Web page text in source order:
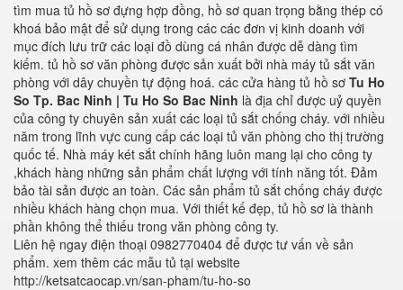
tìm mua tủ hồ sơ đựng hợp đồng, hồ sơ quan trọng bằng thép có
khoá bảo mật để sử dụng trong các các đơn vị kinh doanh với
mục đích lưu trữ các loại đồ dùng cá nhân được dễ dàng tìm
kiếm. tủ hồ sơ văn phòng được sản xuất bởi nhà máy tủ sắt văn
phòng với dây chuyền tự động hoá. các cửa hàng tủ hồ sơ Tu Ho
So Tp. Bac Ninh | Tu Ho So Bac Ninh là địa chỉ được uỷ quyền
của công ty chuyên sản xuất các loại tủ sắt chống cháy. với nhiều
năm trong lĩnh vực cung cấp các loại tủ văn phòng cho thị trường
quốc tế. Nhà máy két sắt chính hãng luôn mang lại cho công ty
,khách hàng những sản phẩm chất lượng với tính năng tốt. Đảm
bảo tài sản được an toàn. Các sản phẩm tủ sắt chống cháy được
nhiều khách hàng chọn mua. Với thiết kế đẹp, tủ hồ sơ là thành
phần không thể thiếu trong văn phòng công ty.
Liên hệ ngay điện thoại 0982770404 để được tư vấn về sản
phẩm. xem thêm các mẫu tủ tại website
http://ketsatcaocap.vn/san-pham/tu-ho-so